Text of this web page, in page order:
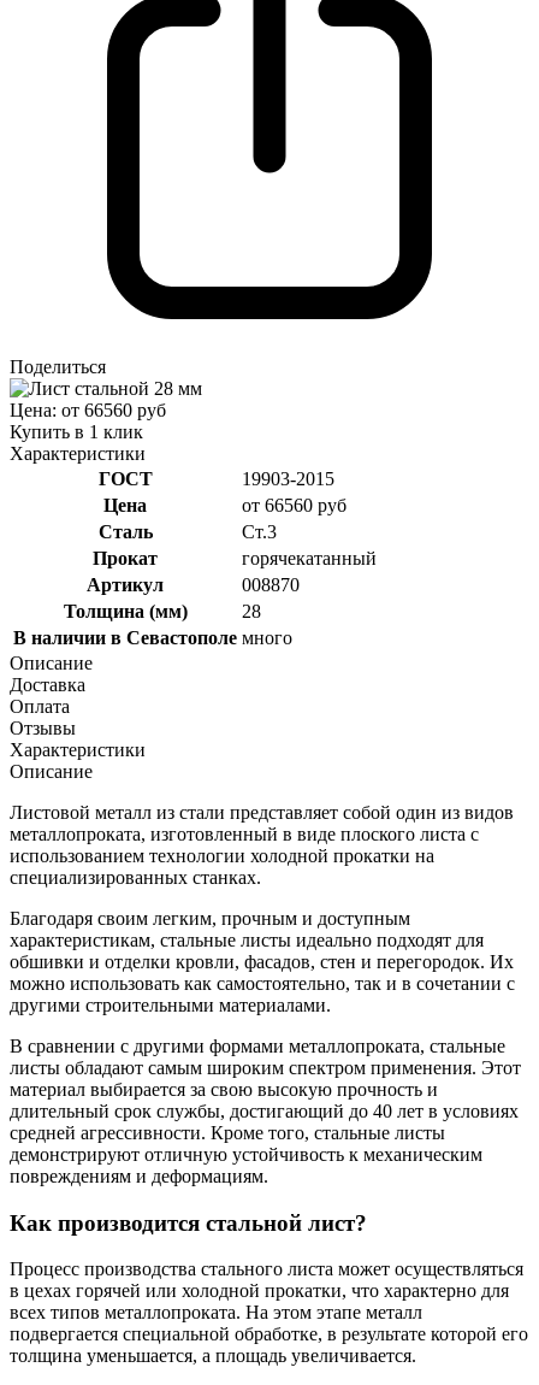
Поделиться
Цена: от 66560 руб
Купить в 1 клик
Характеристики
ГОСТ
19903-2015
Цена
от 66560 руб
Сталь
Ст.3
Прокат
горячекатанный
Артикул
008870
Толщина (мм)
28
В наличии в Севастополе много
Описание
Доставка
Оплата
Отзывы
Характеристики
Описание
Листовой металл из стали представляет собой один из видов
металлопроката, изготовленный в виде плоского листа с
использованием технологии холодной прокатки на
специализированных станках.
Благодаря своим легким, прочным и доступным
характеристикам, стальные листы идеально подходят для
обшивки и отделки кровли, фасадов, стен и перегородок. Их
можно использовать как самостоятельно, так и в сочетании с
другими строительными материалами.
В сравнении с другими формами металлопроката, стальные
листы обладают самым широким спектром применения. Этот
материал выбирается за свою высокую прочность и
длительный срок службы, достигающий до 40 лет в условиях
средней агрессивности. Кроме того, стальные листы
демонстрируют отличную устойчивость к механическим
повреждениям и деформациям.
Как производится стальной лист?
Процесс производства стального листа может осуществляться
в цехах горячей или холодной прокатки, что характерно для
всех типов металлопроката. На этом этапе металл
подвергается специальной обработке, в результате которой его
толщина уменьшается, а площадь увеличивается.